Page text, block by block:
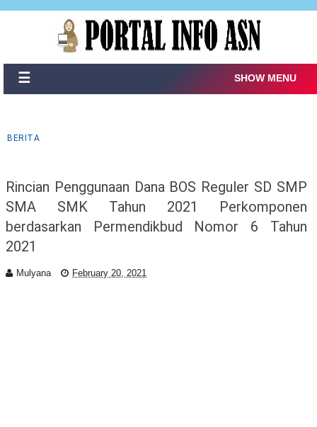
☰ SHOW MENU
BERITA
Rincian Penggunaan Dana BOS Reguler SD SMP
SMA SMK Tahun 2021 Perkomponen
berdasarkan Permendikbud Nomor 6 Tahun
2021
Mulyana February 20, 2021